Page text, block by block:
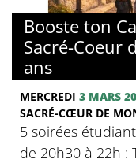
Booste ton
Sacré-Coeur
ans
MERCREDI 3 MARS
SACRÉ-CŒUR DE
5 soirées
de 20h30 à 22h :